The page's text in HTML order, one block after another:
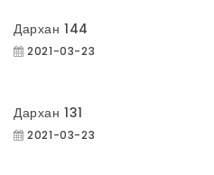
Дархан 144
2021-03-23
Дархан 131
2021-03-23